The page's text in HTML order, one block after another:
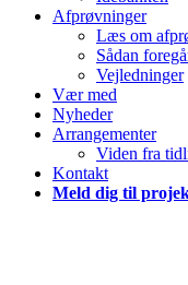
Afprøvninger
Læs om
Sådan
Vejledninger
Vær med
Nyheder
Arrangementer
Viden fra
Kontakt
Meld dig til